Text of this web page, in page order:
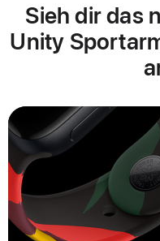
Sieh dir das
Unity